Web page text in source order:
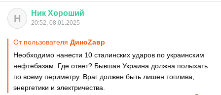
Н Ник Хороший
20:52, 08.01.2025
От пользователя ДиноZавp
Необходимо нанести 10 сталинских ударов по украинским
нефтебазам. Где ответ? Бывшая Украина должна полыхать
по всему периметру. Враг должен быть лишен топлива,
энергетики и электричества.